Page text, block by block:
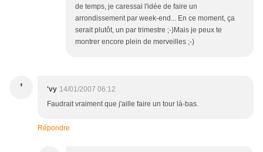
de temps, je caressai l'idée de faire un
arrondissement par week-end... En ce moment, ça
serait plutôt, un par trimestre ;-)Mais je peux te
montrer encore plein de merveilles ;-)
' 'vy 14/01/2007 06:12
Faudrait vraiment que j'aille faire un tour là-bas.
Répondre